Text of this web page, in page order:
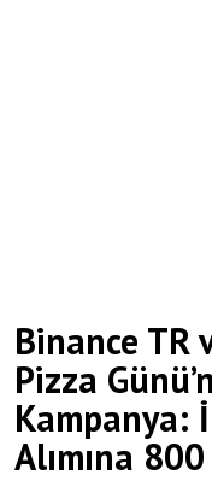
Binance TR
Pizza
Kampanya:
Alımına